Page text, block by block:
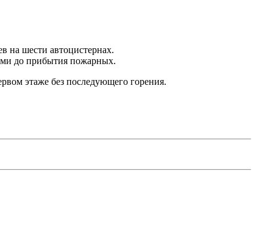
на шести автоцистернах.
до прибытия пожарных.
этаже без последующего горения.